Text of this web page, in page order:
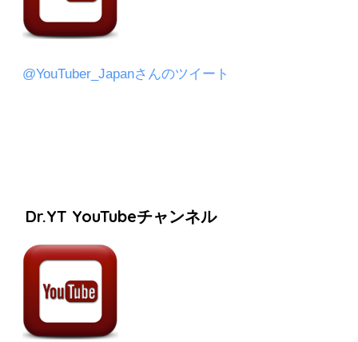
@YouTuber_Japanさんのツイート
Dr.YT YouTubeチャンネル